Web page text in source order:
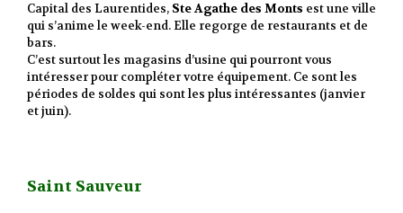
Capital des Laurentides, Ste Agathe des Monts est une ville
qui s’anime le week-end. Elle regorge de restaurants et de
bars.
C’est surtout les magasins d’usine qui pourront vous
intéresser pour compléter votre équipement. Ce sont les
périodes de soldes qui sont les plus intéressantes (janvier
et juin).
Saint Sauveur